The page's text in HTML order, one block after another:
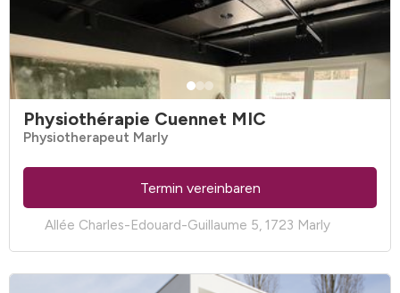
Physiothérapie Cuennet MIC
Physiotherapeut Marly
Allée Charles-Edouard-Guillaume 5, 1723 Marly
Termin vereinbaren